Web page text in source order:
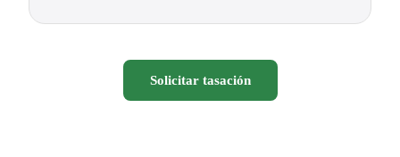
Solicitar tasación